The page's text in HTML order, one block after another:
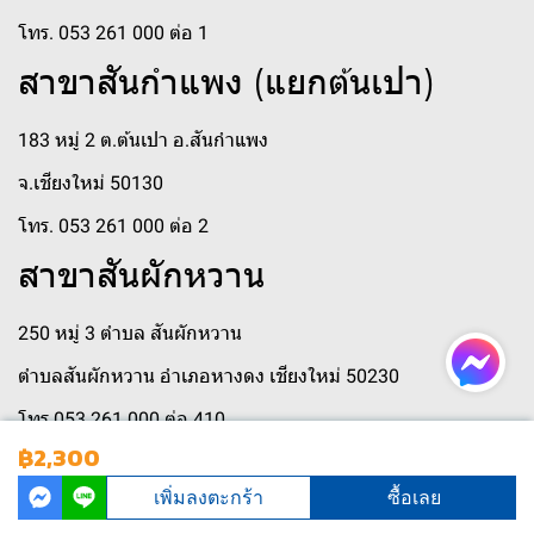
฿2,300
เพิ่มลงตะกร้า ซื้อเลย
โทร. 053 261 000 ต่อ 1
สาขาสันกำแพง (แยกต้นเปา)
183 หมู่ 2 ต.ต้นเปา อ.สันกำแพง
จ.เชียงใหม่ 50130
โทร. 053 261 000 ต่อ 2
สาขาสันผักหวาน
250 หมู่ 3 ตำบล สันผักหวาน
ตำบลสันผักหวาน อำเภอหางดง เชียงใหม่ 50230
โทร 053 261 000 ต่อ 410